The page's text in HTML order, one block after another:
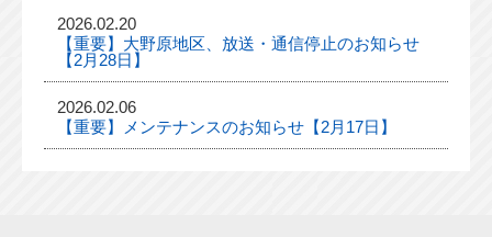
2026.02.20
【重要】大野原地区、放送・通信停止のお知らせ
【2月28日】
2026.02.06
【重要】メンテナンスのお知らせ【2月17日】